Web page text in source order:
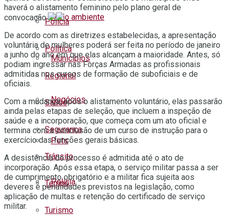
Meio ambiente
Municípios
Negócios
Pets
Polícia
Polícia
Política
Regional
Saúde
Segurança
Trânsito
Tempo
Turismo
haverá o alistamento feminino pelo plano geral de
convocação.
De acordo com as diretrizes estabelecidas, a apresentação
voluntária de mulheres poderá ser feita no período de janeiro
a junho do ano em que elas alcançam a maioridade. Antes, só
podiam ingressar nas Forças Armadas as profissionais
admitidas nos cursos de formação de suboficiais e de
oficiais.
Com a mudança, após o alistamento voluntário, elas passarão
ainda pelas etapas de seleção, que incluem a inspeção de
saúde e a incorporação, que começa com um ato oficial e
termina com a conclusão de um curso de instrução para o
exercício das funções gerais básicas.
A desistência do processo é admitida até o ato de
incorporação. Após essa etapa, o serviço militar passa a ser
de cumprimento obrigatório e a militar fica sujeita aos
deveres e penalidades previstos na legislação, como
aplicação de multas e retenção do certificado de serviço
militar.